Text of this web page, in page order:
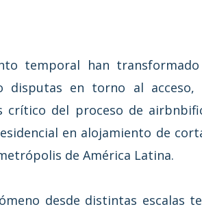
temporal han
disputas en torno al
crítico del proceso de
en alojamiento de
de América Latina.
desde distintas escalas